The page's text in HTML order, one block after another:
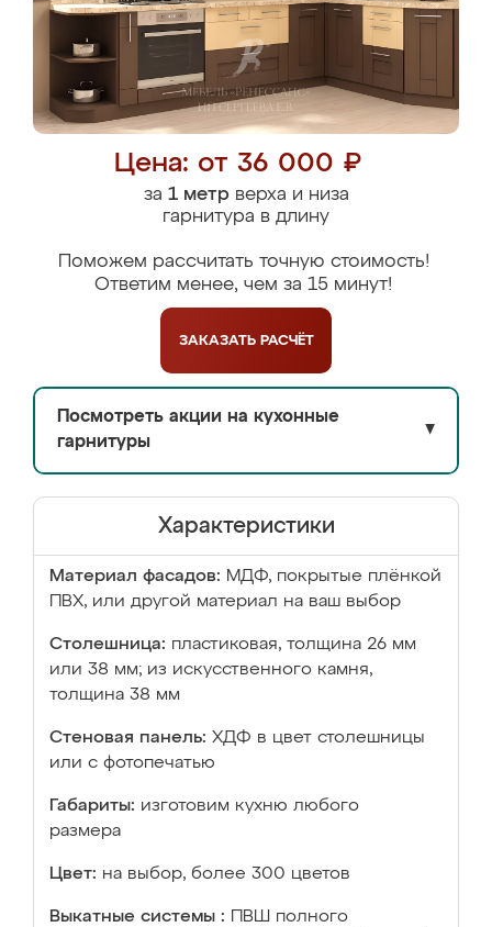
Цена: от 36 000 ₽
за 1 метрверха и низа
гарнитура в длину
Поможем рассчитать точную стоимость!
Ответим менее, чем за 15 минут!
ЗАКАЗАТЬ РАСЧЁТ
Посмотреть акции на кухонные
гарнитуры
▼
Характеристики
Материал фасадов: МДФ, покрытые плёнкой
ПВХ, или другой материал на ваш выбор
Столешница: пластиковая, толщина 26 мм
или 38 мм; из искусственного камня,
толщина 38 мм
Стеновая панель: ХДФ в цвет столешницы
или с фотопечатью
Габариты: изготовим кухню любого
размера
Цвет: на выбор, более 300 цветов
Выкатные системы :
ПВШ полного